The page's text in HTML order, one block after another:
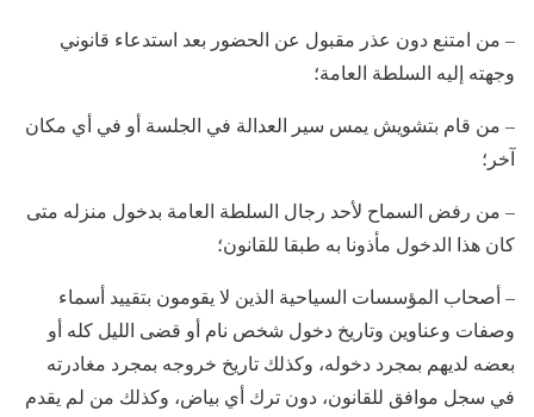
– من امتنع دون عذر مقبول عن الحضور بعد استدعاء قانوني
وجهته إليه السلطة العامة؛
– من قام بتشويش يمس سير العدالة في الجلسة أو في أي مكان
آخر؛
– من رفض السماح لأحد رجال السلطة العامة بدخول منزله متى
كان هذا الدخول مأذونا به طبقا للقانون؛
– أصحاب المؤسسات السياحية الذين لا يقومون بتقييد أسماء
وصفات وعناوين وتاريخ دخول شخص نام أو قضى الليل كله أو
بعضه لديهم بمجرد دخوله، وكذلك تاريخ خروجه بمجرد مغادرته
في سجل موافق للقانون، دون ترك أي بياض، وكذلك من لم يقدم